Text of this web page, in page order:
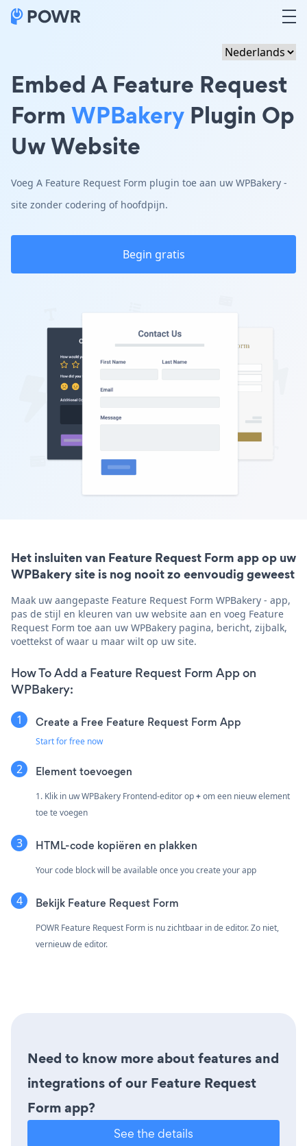
Embed A Feature Request
Form WPBakery Plugin Op
Uw Website
Voeg A Feature Request Form plugin toe aan uw WPBakery -
site zonder codering of hoofdpijn.
Begin gratis
Het insluiten van Feature Request Form app op uw
WPBakery site is nog nooit zo eenvoudig geweest
Maak uw aangepaste Feature Request Form WPBakery - app,
pas de stijl en kleuren van uw website aan en voeg Feature
Request Form toe aan uw WPBakery pagina, bericht, zijbalk,
voettekst of waar u maar wilt op uw site.
How To Add a Feature Request Form App on
WPBakery:
Create a Free Feature Request Form App
Start for free now
Element toevoegen
1. Klik in uw WPBakery Frontend-editor op+om een nieuw element
toe te voegen
HTML-code kopiëren en plakken
Your code block will be available once you create your app
Bekijk Feature Request Form
POWR Feature Request Form is nu zichtbaar in de editor. Zo niet,
vernieuw de editor.
Need to know more about features and
integrations of our Feature Request
Form app?
See the details